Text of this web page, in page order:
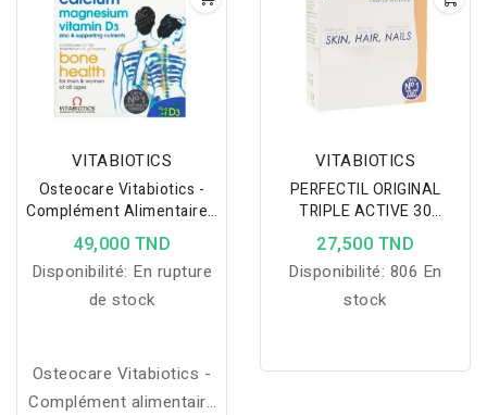
VITABIOTICS
Osteocare Vitabiotics -
Complément Alimentaire -
90 Comprimés
49,000 TND
Disponibilité: En rupture
de stock
Osteocare Vitabiotics -
Complément alimentaire
VITABIOTICS
PERFECTIL ORIGINAL
TRIPLE ACTIVE 30
COMPRIMÉS
27,500 TND
Disponibilité: 806 En
stock